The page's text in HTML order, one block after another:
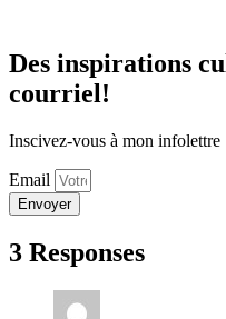
Des inspirations
courriel!
Inscivez-vous à mon infolettre
Email
Envoyer
3 Responses